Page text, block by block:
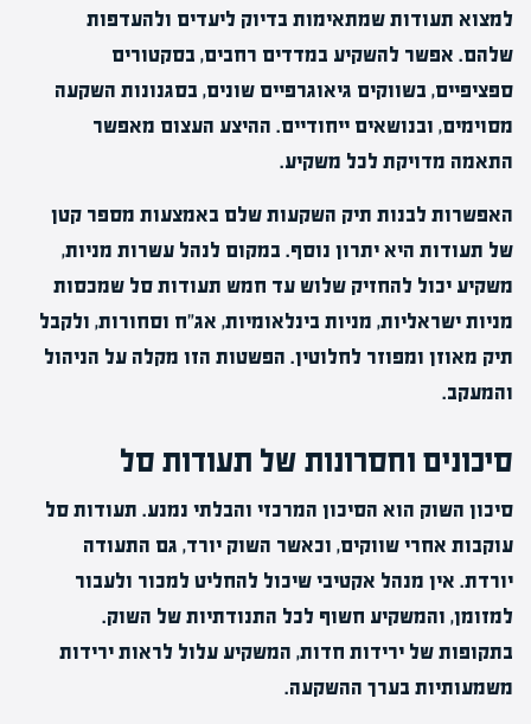
למצוא תעודות שמתאימות בדיוק ליעדים ולהעדפות
שלהם. אפשר להשקיע במדדים רחבים, בסקטורים
ספציפיים, בשווקים גיאוגרפיים שונים, בסגנונות השקעה
מסוימים, ובנושאים ייחודיים. ההיצע העצום מאפשר
התאמה מדויקת לכל משקיע.
האפשרות לבנות תיק השקעות שלם באמצעות מספר קטן
של תעודות היא יתרון נוסף. במקום לנהל עשרות מניות,
משקיע יכול להחזיק שלוש עד חמש תעודות סל שמכסות
מניות ישראליות, מניות בינלאומיות, אג"ח וסחורות, ולקבל
תיק מאוזן ומפוזר לחלוטין. הפשטות הזו מקלה על הניהול
והמעקב.
סיכונים וחסרונות של תעודות סל
סיכון השוק הוא הסיכון המרכזי והבלתי נמנע. תעודות סל
עוקבות אחרי שווקים, וכאשר השוק יורד, גם התעודה
יורדת. אין מנהל אקטיבי שיכול להחליט למכור ולעבור
למזומן, והמשקיע חשוף לכל התנודתיות של השוק.
בתקופות של ירידות חדות, המשקיע עלול לראות ירידות
משמעותיות בערך ההשקעה.